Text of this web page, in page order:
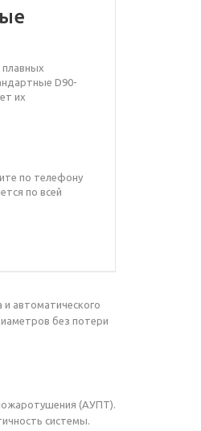
D90-
их
по телефону
по всей
автоматического
без потери
(АУПТ).
системы.